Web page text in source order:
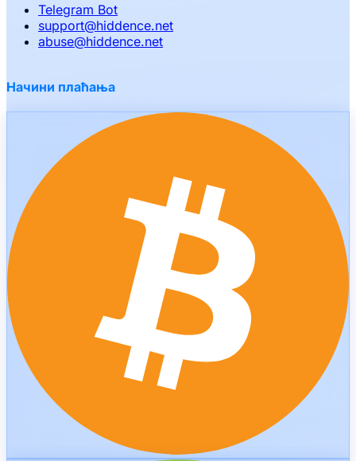
Telegram Bot
support@hiddence.net
abuse@hiddence.net
Начини плаћања